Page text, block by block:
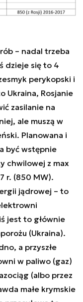
– nadal trzeba
dzieje się to 4
perykopski i
Ukraina, Rosjanie
zasilanie na
ale muszą w
Planowana i
być wstępnie
chwilowej z max
r. (850 MW).
jądrowej – to
jest to głównie
(Ukraina).
a przyszłe
w paliwo (gaz)
(albo przez
małe krymskie